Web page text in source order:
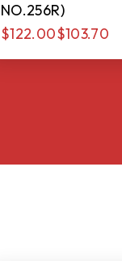
NO.256R)
$122.00$103.70